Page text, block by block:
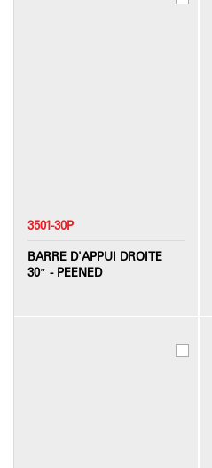
3501-30P
BARRE D'APPUI DROITE
30″ - PEENED